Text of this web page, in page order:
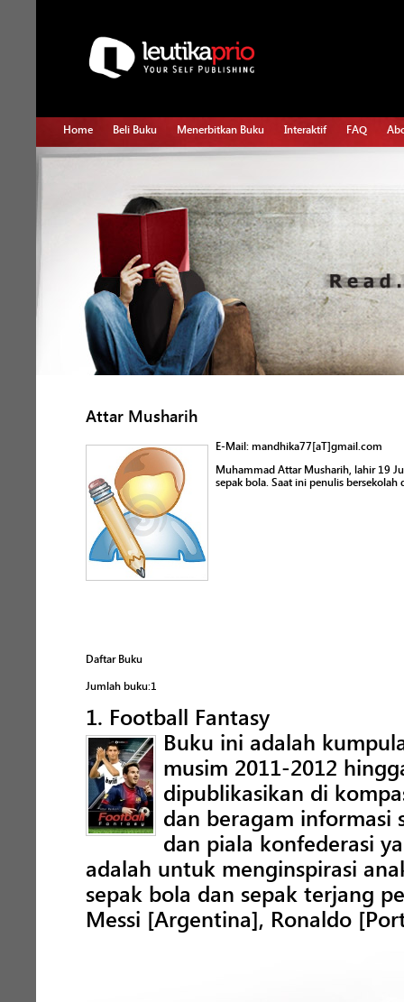
Home Beli Buku Menerbitkan Buku Interaktif FAQ
Attar Musharih
E-Mail: mandhika77[aT]gmail.com
Muhammad Attar Musharih, lahir 19
sepak bola. Saat ini penulis bersekolah
Daftar Buku
Jumlah buku:1
1. Football Fantasy
Buku ini adalah
musim 2011-2012
dipublikasikan di
dan beragam informasi
dan piala konfederasi
adalah untuk menginspirasi
sepak bola dan sepak terjang
Messi [Argentina], Ronaldo